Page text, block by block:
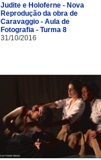
Judite e Holoferne - Nova
Reprodução da obra de
Caravaggio - Aula de
Fotografia - Turma 8
31/10/2016